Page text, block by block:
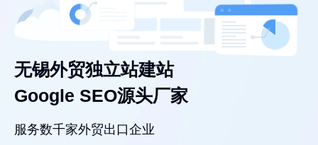
无锡外贸独立站建站
Google SEO源头厂家
服务数千家外贸出口企业